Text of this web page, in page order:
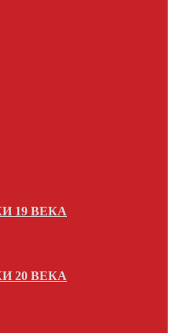
19 ВЕКА
20 ВЕКА